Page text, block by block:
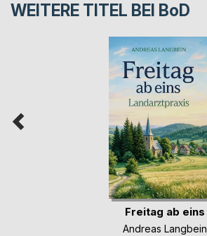
WEITERE TITEL BEI BoD
Freitag ab eins
Andreas Langbein